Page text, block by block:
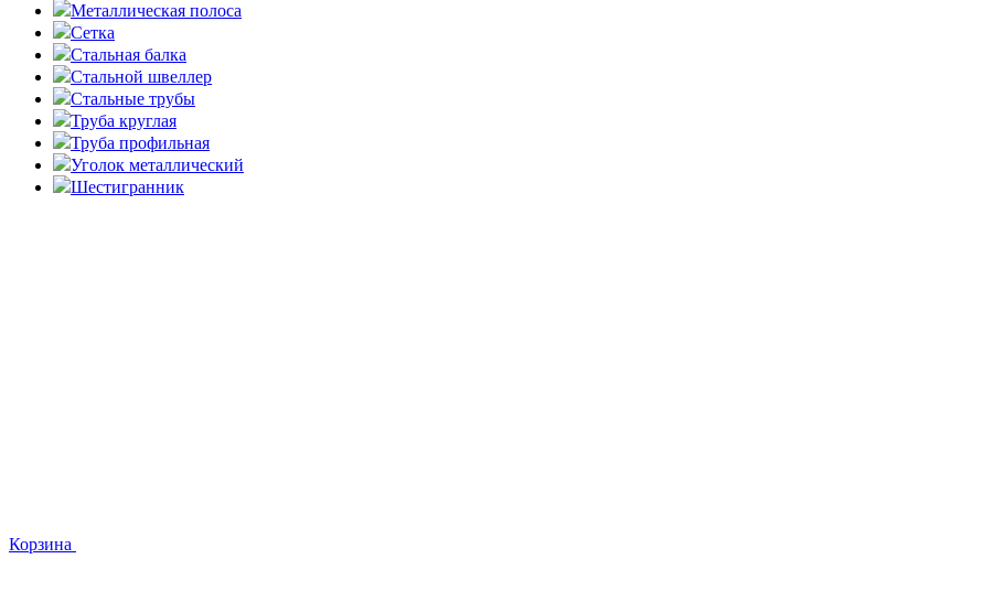
Металлическая полоса
Сетка
Стальная балка
Стальной швеллер
Стальные трубы
Труба круглая
Труба профильная
Уголок металлический
Шестигранник
Корзина